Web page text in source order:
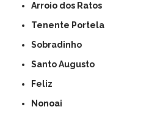
Arroio dos Ratos
Tenente Portela
Sobradinho
Santo Augusto
Feliz
Nonoai